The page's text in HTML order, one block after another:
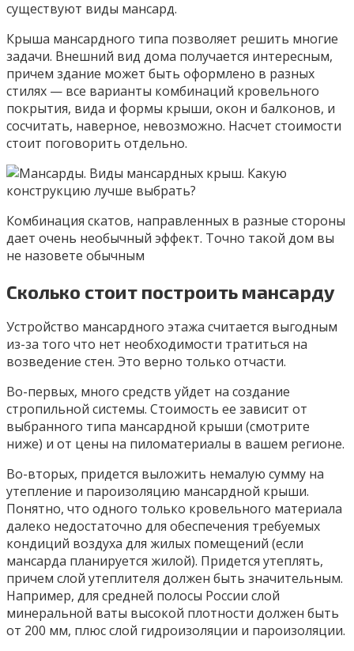
существуют виды мансард.
Крыша мансардного типа позволяет решить многие
задачи. Внешний вид дома получается интересным,
причем здание может быть оформлено в разных
стилях — все варианты комбинаций кровельного
покрытия, вида и формы крыши, окон и балконов, и
сосчитать, наверное, невозможно. Насчет стоимости
стоит поговорить отдельно.
Комбинация скатов, направленных в разные стороны
дает очень необычный эффект. Точно такой дом вы
не назовете обычным
Сколько стоит построить мансарду
Устройство мансардного этажа считается выгодным
из-за того что нет необходимости тратиться на
возведение стен. Это верно только отчасти.
Во-первых, много средств уйдет на создание
стропильной системы. Стоимость ее зависит от
выбранного типа мансардной крыши (смотрите
ниже) и от цены на пиломатериалы в вашем регионе.
Во-вторых, придется выложить немалую сумму на
утепление и пароизоляцию мансардной крыши.
Понятно, что одного только кровельного материала
далеко недостаточно для обеспечения требуемых
кондиций воздуха для жилых помещений (если
мансарда планируется жилой). Придется утеплять,
причем слой утеплителя должен быть значительным.
Например, для средней полосы России слой
минеральной ваты высокой плотности должен быть
от 200 мм, плюс слой гидроизоляции и пароизоляции.